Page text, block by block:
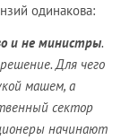
одинакова:
и не министры.
Для чего
машем, а
сектор
начинают